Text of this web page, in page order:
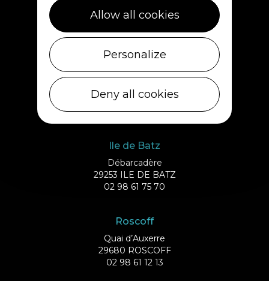
Plouescat
29430 PLOUESCAT
02 98 69 62 18
Ile de Batz
Débarcadère
29253 ILE DE BATZ
02 98 61 75 70
Roscoff
Quai d’Auxerre
29680 ROSCOFF
02 98 61 12 13
Allow all cookies
Personalize
Deny all cookies